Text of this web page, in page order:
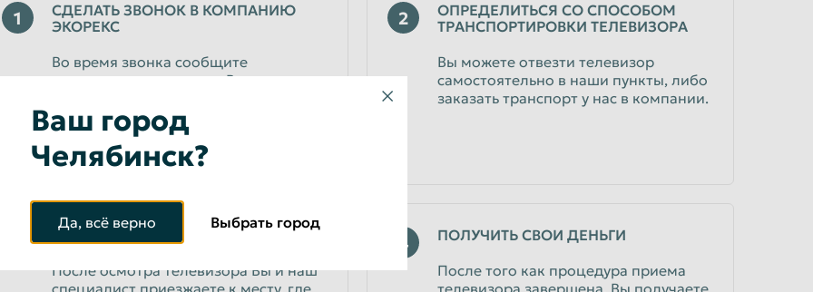
1
СДЕЛАТЬ ЗВОНОК В КОМПАНИЮ
ЭКОРЕКС
Во время звонка сообщите
менеджеру, что именно Вы
количестве. Консультант уточнит
расценки и подскажет, дальнейшие
действия по продаже телевизора.
2
ОПРЕДЕЛИТЬСЯ СО СПОСОБОМ
ТРАНСПОРТИРОВКИ ТЕЛЕВИЗОРА
Вы можете отвезти телевизор
самостоятельно в наши пункты, либо
заказать транспорт у нас в компании.
ПРОЙТИ ПРОЦЕДУРУ ОЦЕНКИ
После осмотра телевизора Вы и наш
специалист приезжаете к месту, где
4
ПОЛУЧИТЬ СВОИ ДЕНЬГИ
После того как процедура приема
телевизора завершена, Вы получаете
Ваш город
Челябинск?
Да, всё верно Выбрать город